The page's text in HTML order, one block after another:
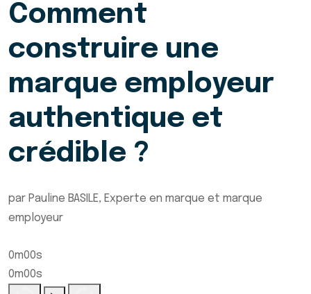
Comment
construire une
marque employeur
authentique et
crédible ?
par Pauline BASILE, Experte en marque et marque
employeur
0m00s
0m00s